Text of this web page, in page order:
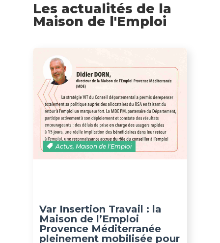
Les actualités de la
Maison de l'Emploi
Actus,Maison de l'Emploi
Var Insertion Travail : la
Maison de l’Emploi
Provence Méditerranée
pleinement mobilisée pour